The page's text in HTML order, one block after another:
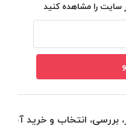
را مشاهده کنید
بررسی، انتخاب و خرید